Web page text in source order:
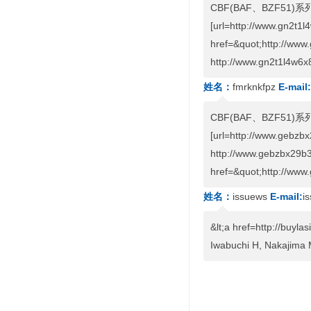
CBF(BAF、BZF51)系
[url=http://
href=&quot;http://
http://
姓名： fmrknkfpz E-mail:
CBF(BAF、BZF51)系
[url=http://
http://
href=&quot;http://
姓名： issuews E-mail:
&lt;a href=http://
Iwabuchi H, Nakajima